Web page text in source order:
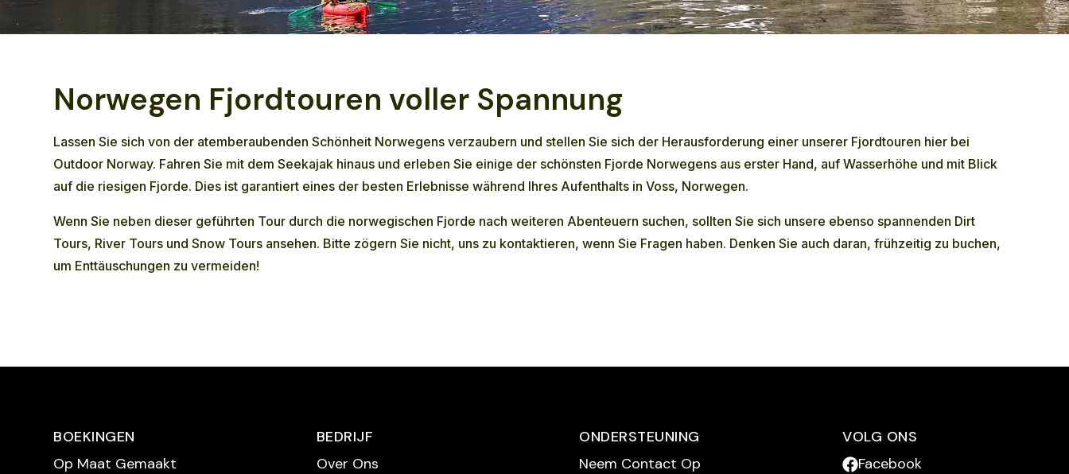
Norwegen Fjordtouren voller Spannung
Lassen Sie sich von der atemberaubenden Schönheit Norwegens verzaubern und stellen Sie sich der Herausforderung einer unserer Fjordtouren hier bei
Outdoor Norway. Fahren Sie mit dem Seekajak hinaus und erleben Sie einige der schönsten Fjorde Norwegens aus erster Hand, auf Wasserhöhe und mit Blick
auf die riesigen Fjorde. Dies ist garantiert eines der besten Erlebnisse während Ihres Aufenthalts in Voss, Norwegen.
Wenn Sie neben dieser geführten Tour durch die norwegischen Fjorde nach weiteren Abenteuern suchen, sollten Sie sich unsere ebenso spannenden Dirt
Tours, River Tours undSnow Tours ansehen. Bitte zögern Sie nicht, uns zu kontaktieren, wenn Sie Fragen haben. Denken Sie auch daran, frühzeitig zu buchen,
um Enttäuschungen zu vermeiden!
BOEKINGEN
Op Maat Gemaakt
BEDRIJF
Over Ons
ONDERSTEUNING
Neem Contact Op
VOLG ONS
Facebook